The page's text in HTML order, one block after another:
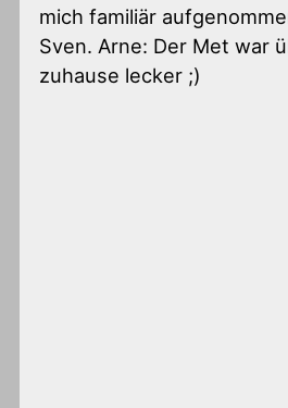
mich familiär
Sven. Arne: Der Met war
zuhause lecker ;)